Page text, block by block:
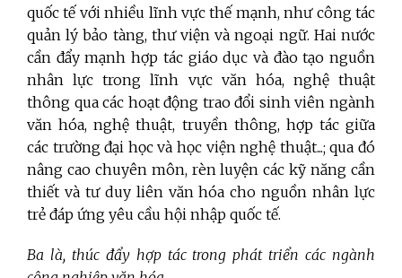
quốc tế với nhiều lĩnh vực thế mạnh, như công tác
quản lý bảo tàng, thư viện và ngoại ngữ. Hai nước
cần đẩy mạnh hợp tác giáo dục và đào tạo nguồn
nhân lực trong lĩnh vực văn hóa, nghệ thuật
thông qua các hoạt động trao đổi sinh viên ngành
văn hóa, nghệ thuật, truyền thông, hợp tác giữa
các trường đại học và học viện nghệ thuật...; qua đó
nâng cao chuyên môn, rèn luyện các kỹ năng cần
thiết và tư duy liên văn hóa cho nguồn nhân lực
trẻ đáp ứng yêu cầu hội nhập quốc tế.
Ba là, thúc đẩy hợp tác trong phát triển các ngành